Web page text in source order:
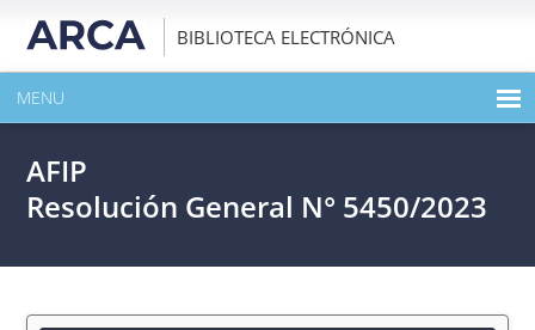
BIBLIOTECA ELECTRÓNICA
MENU
EXPANDIR TODO EL CONTENIDO DE LA PUBLICACIÓN
AFIP
Resolución General N° 5450/2023